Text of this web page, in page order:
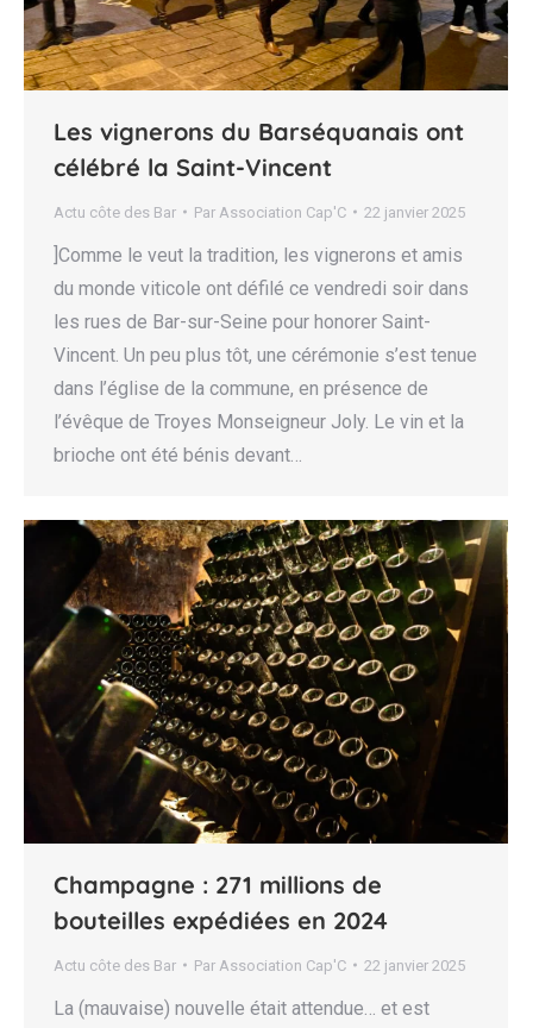
Les vignerons du Barséquanais ont
célébré la Saint-Vincent
Actu côte des Bar Par Association Cap'C 22 janvier 2025
]Comme le veut la tradition, les vignerons et amis
du monde viticole ont défilé ce vendredi soir dans
les rues de Bar-sur-Seine pour honorer Saint-
Vincent. Un peu plus tôt, une cérémonie s’est tenue
dans l’église de la commune, en présence de
l’évêque de Troyes Monseigneur Joly. Le vin et la
brioche ont été bénis devant…
Champagne : 271 millions de
bouteilles expédiées en 2024
Actu côte des Bar Par Association Cap'C 22 janvier 2025
La (mauvaise) nouvelle était attendue… et est